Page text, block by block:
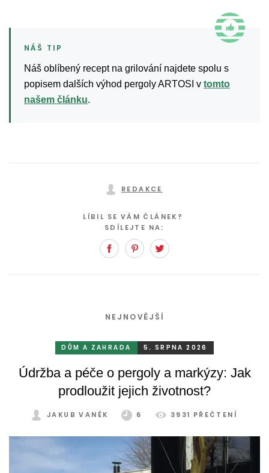
Náš oblíbený recept na grilování najdete spolu s
popisem dalších výhod pergoly ARTOSI v tomto
našem článku.
REDAKCE
LÍBIL SE VÁM ČLÁNEK?
SDÍLEJTE NA:
FacebookPinterest
NEJNOVĚJŠÍ
DŮM A ZAHRADA 5. SRPNA 2026
Údržba a péče o pergoly a markýzy: Jak
prodloužit jejich životnost?
JAKUB VANĚK 6 3931 PŘEČTENÍ